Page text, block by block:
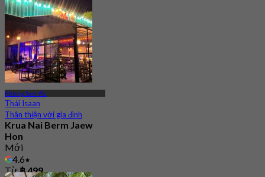
Khlong Sam Wa
Thái Isaan
Thân thiện với gia đình
Krua Nai Berm Jaew
Hon
Mới
4.6
Từ฿ 499